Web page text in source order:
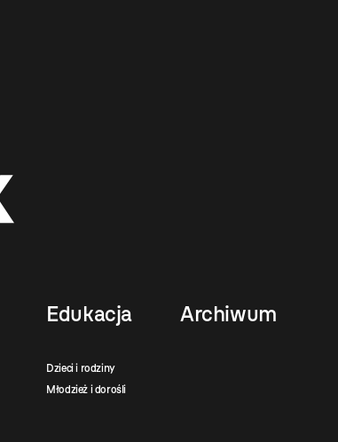
Edukacja
Dzieci i rodziny
Młodzież i dorośli
Archiwum